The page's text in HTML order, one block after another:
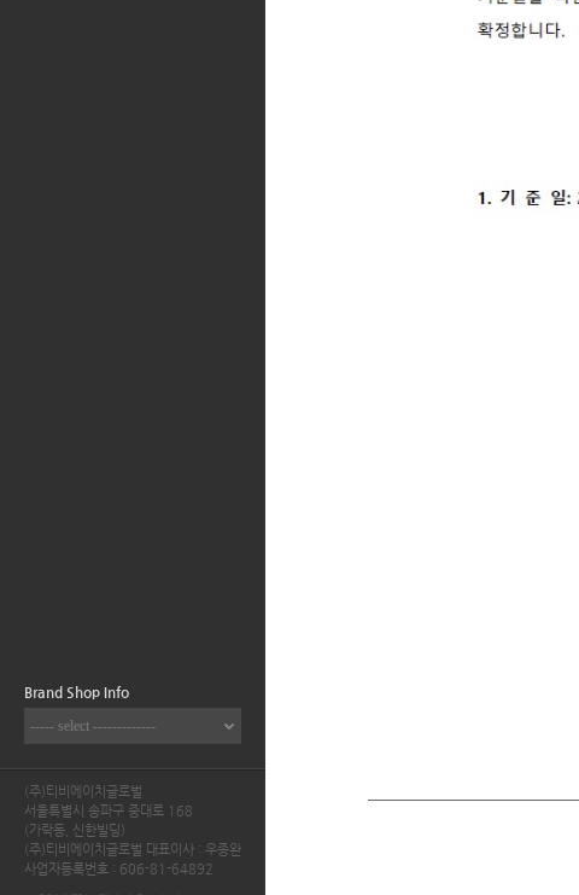
Brand Shop Info
----- select -------------
BASIC HOISE
MIND BRIDGE
JUCY JUDY
(주)티비에이치글로벌
서울특별시 송파구 중대로 168
(가락동, 신한빌딩)
(주)티비에이치글로벌 대표이사 : 우종완
사업자등록번호 : 606-81-64892